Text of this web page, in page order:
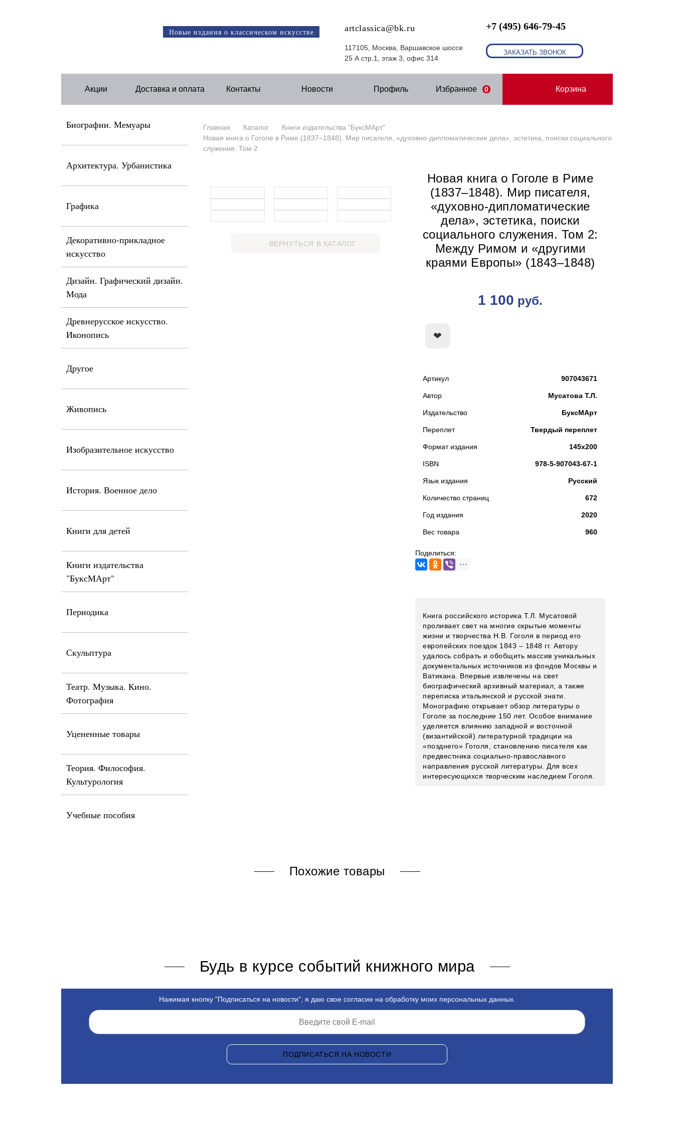
Новые издания о классическом искусстве artclassica@bk.ru
117105, Москва, Варшавское шоссе
25 А стр.1, этаж 3, офис 314
+7 (495) 646-79-45
ЗАКАЗАТЬ ЗВОНОК
Акции Доставка и оплата Контакты Новости Профиль Избранное 0 Корзина
Биографии. Мемуары
Архитектура. Урбанистика
Графика
Декоративно-прикладное
искусство
Дизайн. Графический дизайн.
Мода
Древнерусское искусство.
Иконопись
Другое
Живопись
Изобразительное искусство
История. Военное дело
Книги для детей
Книги издательства
"БуксМАрт"
Периодика
Скульптура
Театр. Музыка. Кино.
Фотография
Уцененные товары
Теория. Философия.
Культурология
Учебные пособия
Главная Каталог
Книги издательства "БуксМАрт"
Новая книга о Гоголе в Риме (1837–1848). Мир писателя, «духовно-дипломатические дела», эстетика, поиски социального
служения. Том 2
ВЕРНУТЬСЯ В КАТАЛОГ
Новая книга о Гоголе в Риме
(1837–1848). Мир писателя,
«духовно-дипломатические
дела», эстетика, поиски
социального служения. Том 2:
Между Римом и «другими
краями Европы» (1843–1848)
1 100 руб.
Артикул 907043671
Автор Мусатова Т.Л.
Издательство БуксМАрт
Переплет Твердый переплет
Формат издания 145х200
ISBN 978-5-907043-67-1
Язык издания Русский
Количество страниц 672
Год издания 2020
Вес товара 960
Поделиться:
Книга российского историка Т.Л. Мусатовой
проливает свет на многие скрытые моменты
жизни и творчества Н.В. Гоголя в период его
европейских поездок 1843 – 1848 гг. Автору
удалось собрать и обобщить массив уникальных
документальных источников из фондов Москвы и
Ватикана. Впервые извлечены на свет
биографический архивный материал, а также
переписка итальянской и русской знати.
Монографию открывает обзор литературы о
Гоголе за последние 150 лет. Особое внимание
уделяется влиянию западной и восточной
(византийской) литературной традиции на
«позднего» Гоголя, становлению писателя как
предвестника социально-православного
направления русской литературы. Для всех
интересующихся творческим наследием Гоголя.
Похожие товары
Будь в курсе событий книжного мира
Нажимая кнопку "Подписаться на новости", я даю свое согласие на обработку моих персональных данных.
ПОДПИСАТЬСЯ НА НОВОСТИ